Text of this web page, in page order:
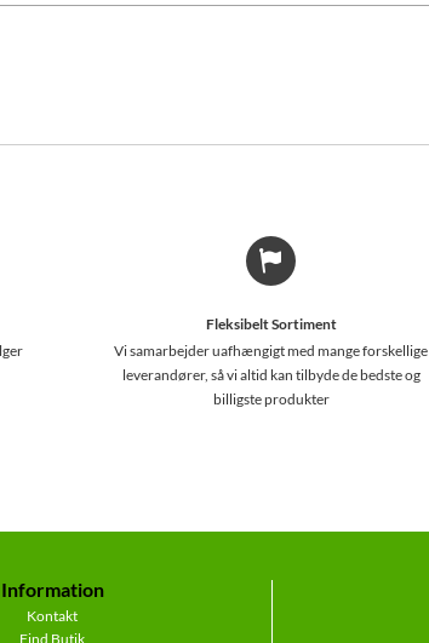
Fleksibelt Sortiment
Vi samarbejder uafhængigt med mange forskellige
leverandører, så vi altid kan tilbyde de bedste og
billigste produkter
Information
Kontakt
Find Butik